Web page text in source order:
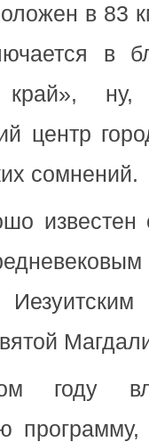
в 83
в
край», ну,
центр
сомнений.
известен
году